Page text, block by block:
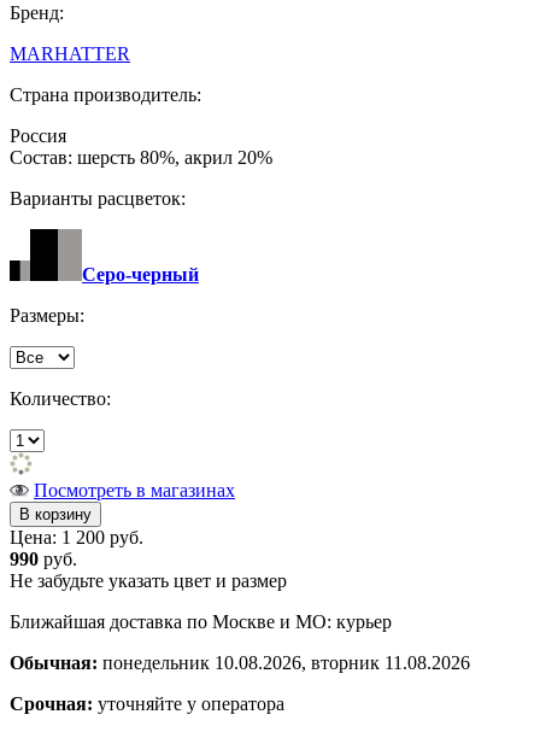
Бренд:
MARHATTER
Страна производитель:
Россия
Состав: шерсть 80%, акрил 20%
Варианты расцветок:
Серо-черный
Размеры:
Количество:
Посмотреть в магазинах
Цена: 1 200 руб.
990 руб.
Не забудьте указать цвет и размер
Ближайшая доставка по Москве и МО: курьер
Обычная: понедельник 10.08.2026, вторник 11.08.2026
Срочная: уточняйте у оператора